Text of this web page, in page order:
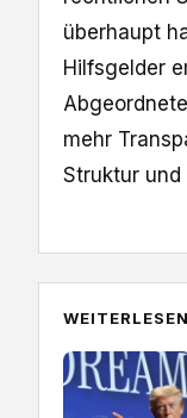
überhaupt
Hilfsgelder
mehr
Struktur und